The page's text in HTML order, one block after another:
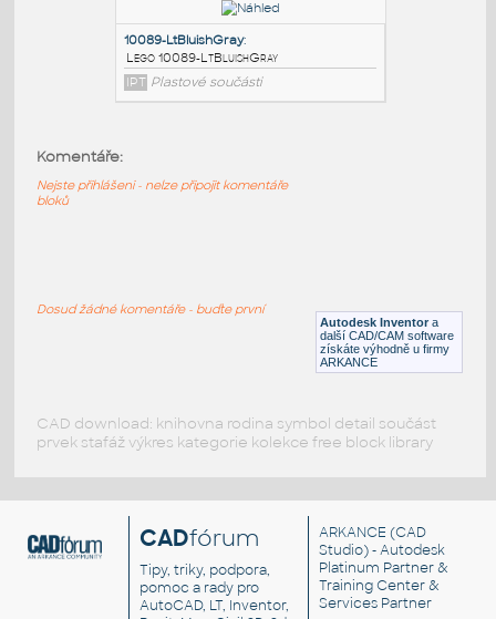
10092-LtBluishGray:
Lego 10092-LtBluishGray
IPT Plastové součásti
Lego 10091-LtBluishGray
Lego 10089-LtBluishGray
Autodesk Inventor a
další CAD/CAM software
získáte výhodně u firmy
ARKANCE
Komentáře:
Nejste přihlášeni - nelze připojit komentáře
bloků
Dosud žádné komentáře - buďte první
CAD download: knihovna rodina symbol detail součást
prvek stafáž výkres kategorie kolekce free block library
CADfórum
Tipy, triky, podpora,
pomoc a rady pro
AutoCAD, LT, Inventor,
ARKANCE (CAD
Studio) - Autodesk
Platinum Partner &
Training Center &
Services Partner